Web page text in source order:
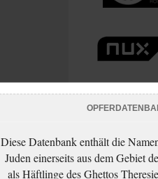
Diese Datenbank enthält die
Juden einerseits aus dem Gebiet
als Häftlinge des Ghettos